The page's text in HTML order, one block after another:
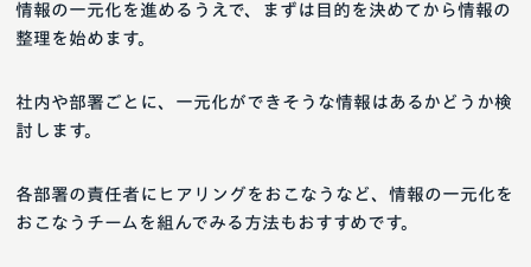
情報の一元化を進めるうえで、まずは目的を決めてから情報の
整理を始めます。
社内や部署ごとに、一元化ができそうな情報はあるかどうか検
討します。
各部署の責任者にヒアリングをおこなうなど、情報の一元化を
おこなうチームを組んでみる方法もおすすめです。